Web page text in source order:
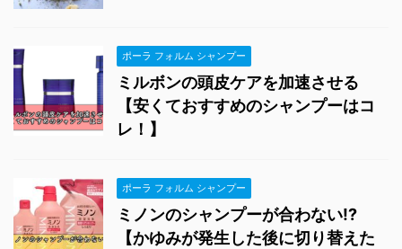
ポーラ フォルム シャンプー
ミルボンの頭皮ケアを加速させる
【安くておすすめのシャンプーはコ
レ！】
ポーラ フォルム シャンプー
ミノンのシャンプーが合わない!?
【かゆみが発生した後に切り替えた